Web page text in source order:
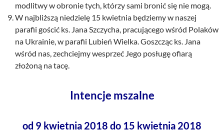
modlitwy w obronie tych, którzy sami bronić się nie mogą.
W najbliższą niedzielę 15 kwietnia będziemy w naszej
parafii gościć ks. Jana Szczycha, pracującego wśród Polaków
na Ukrainie, w parafii Lubień Wielka. Goszcząc ks. Jana
wśród nas, zechciejmy wesprzeć Jego posługę ofiarą
złożoną na tacę.
Intencje mszalne
od 9 kwietnia 2018 do 15 kwietnia 2018